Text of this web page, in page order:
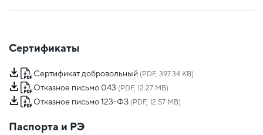
Сертификаты
Сертификат добровольный (PDF, 397.34 KB)
Отказное письмо 043 (PDF, 12.27 MB)
Отказное письмо 123-ФЗ (PDF, 12.57 MB)
Паспорта и РЭ